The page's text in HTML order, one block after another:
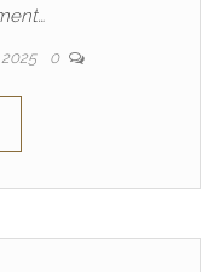
2025 0